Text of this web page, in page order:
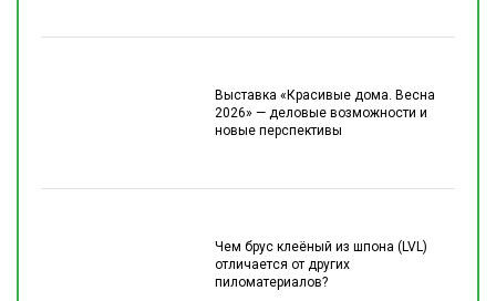
Выставка «Красивые дома. Весна
2026» — деловые возможности и
новые перспективы
Чем брус клеёный из шпона (LVL)
отличается от других
пиломатериалов?